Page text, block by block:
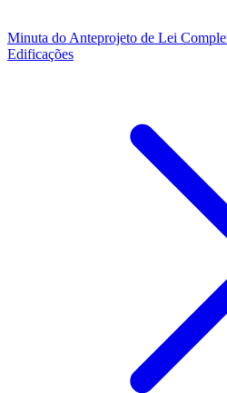
Minuta do Anteprojeto de Lei
Edificações